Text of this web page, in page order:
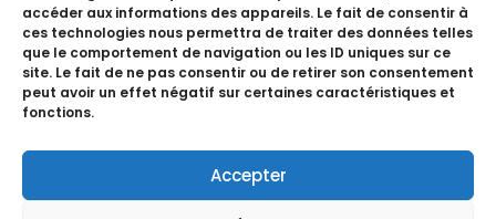
accéder aux informations des appareils. Le fait de consentir à
ces technologies nous permettra de traiter des données telles
que le comportement de navigation ou les ID uniques sur ce
site. Le fait de ne pas consentir ou de retirer son consentement
peut avoir un effet négatif sur certaines caractéristiques et
fonctions.
Accepter
DISCOVER